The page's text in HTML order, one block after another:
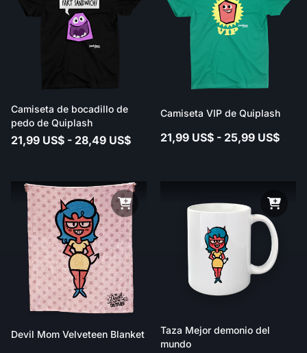
Camiseta de bocadillo de
pedo de Quiplash
21,99 US$ - 28,49 US$
Camiseta VIP de Quiplash
21,99 US$ - 25,99 US$
Devil Mom Velveteen Blanket
Taza Mejor demonio del
mundo